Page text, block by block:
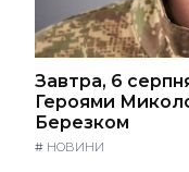
Завтра, 6
Героями
Березком
# НОВИНИ